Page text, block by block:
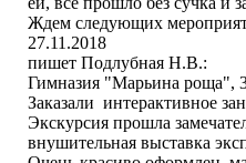
Ждем следующих
27.11.2018
пишет Подлубная Н.В.:
Гимназия "Марьина роща",
Заказали интерактивное
Экскурсия прошла
внушительная выставка